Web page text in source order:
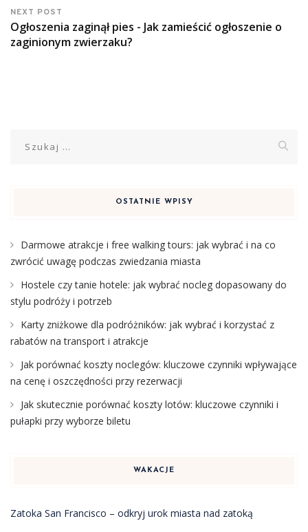
NEXT POST
Ogłoszenia zaginął pies - Jak zamieścić ogłoszenie o
zaginionym zwierzaku?
OSTATNIE WPISY
Darmowe atrakcje i free walking tours: jak wybrać i na co
zwrócić uwagę podczas zwiedzania miasta
Hostele czy tanie hotele: jak wybrać nocleg dopasowany do
stylu podróży i potrzeb
Karty zniżkowe dla podróżników: jak wybrać i korzystać z
rabatów na transport i atrakcje
Jak porównać koszty noclegów: kluczowe czynniki wpływające
na cenę i oszczędności przy rezerwacji
Jak skutecznie porównać koszty lotów: kluczowe czynniki i
pułapki przy wyborze biletu
WAKACJE
Zatoka San Francisco – odkryj urok miasta nad zatoką